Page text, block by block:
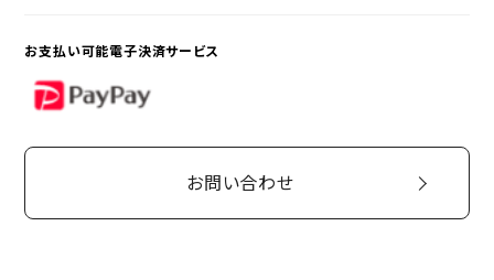
お支払い可能電子決済サービス
PayPay
お問い合わせ